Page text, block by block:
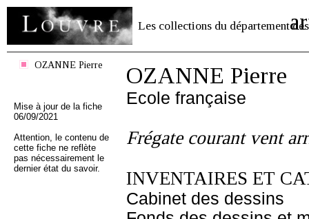
Les collections du département des
OZANNE Pierre
Mise à jour de la fiche
06/09/2021
Attention, le contenu de
cette fiche ne reflète
pas nécessairement le
dernier état du savoir.
OZANNE Pierre
Ecole française
Frégate courant vent
INVENTAIRES ET
Cabinet des dessins